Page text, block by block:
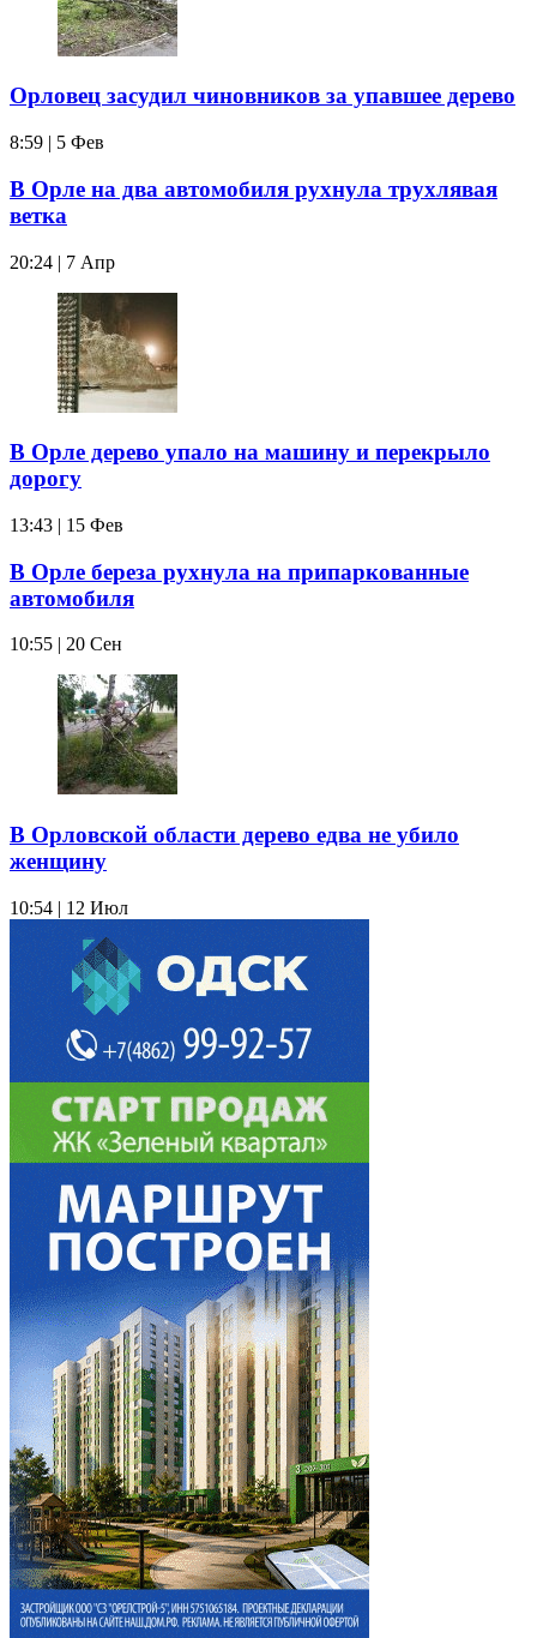
Орловец засудил чиновников за упавшее дерево
8:59 | 5 Фев
В Орле на два автомобиля рухнула трухлявая
ветка
20:24 | 7 Апр
В Орле дерево упало на машину и перекрыло
дорогу
13:43 | 15 Фев
В Орле береза рухнула на припаркованные
автомобиля
10:55 | 20 Сен
В Орловской области дерево едва не убило
женщину
10:54 | 12 Июл